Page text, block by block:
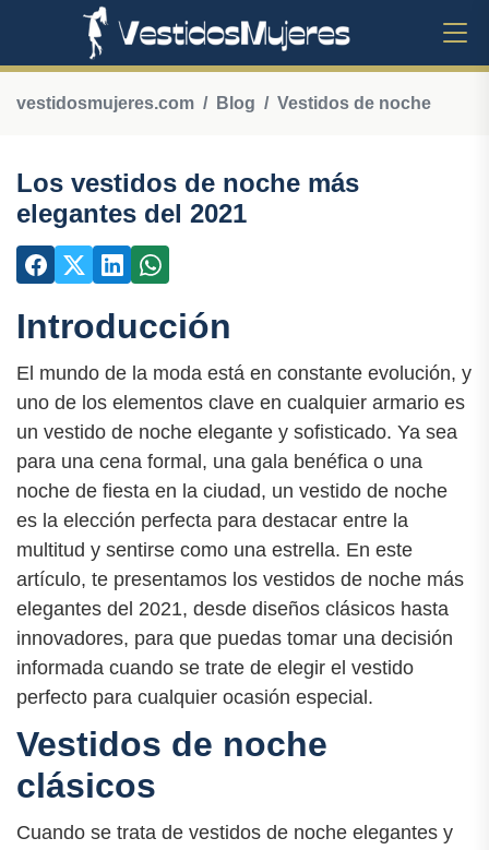
vestidosmujeres.com Blog Vestidos de noche
Los vestidos de noche más
elegantes del 2021
Introducción
El mundo de la moda está en constante evolución, y
uno de los elementos clave en cualquier armario es
un vestido de noche elegante y sofisticado. Ya sea
para una cena formal, una gala benéfica o una
noche de fiesta en la ciudad, un vestido de noche
es la elección perfecta para destacar entre la
multitud y sentirse como una estrella. En este
artículo, te presentamos los vestidos de noche más
elegantes del 2021, desde diseños clásicos hasta
innovadores, para que puedas tomar una decisión
informada cuando se trate de elegir el vestido
perfecto para cualquier ocasión especial.
Vestidos de noche
clásicos
Cuando se trata de vestidos de noche elegantes y